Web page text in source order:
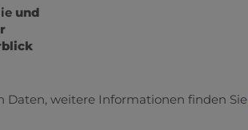
und
Daten, weitere Informationen finden Sie